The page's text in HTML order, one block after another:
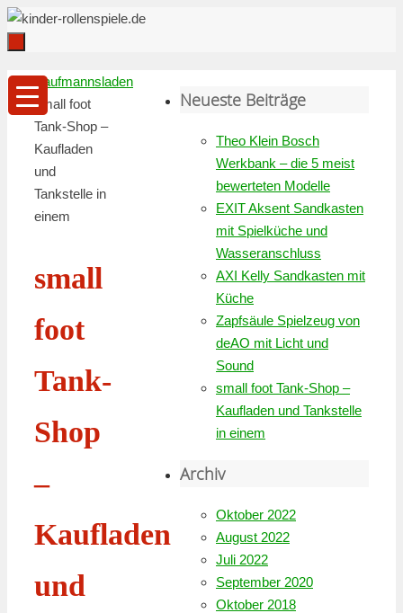
Zum
Inhalt
springen
Startseite
Kaufmannsladen
small foot
Tank-Shop –
Kaufladen
und
Tankstelle in
einem
small
foot
Tank-
Shop
–
Kaufladen
und
Neueste Beiträge
Theo Klein Bosch
Werkbank – die 5 meist
bewerteten Modelle
EXIT Aksent Sandkasten
mit Spielküche und
Wasseranschluss
AXI Kelly Sandkasten mit
Küche
Zapfsäule Spielzeug von
deAO mit Licht und
Sound
small foot Tank-Shop –
Kaufladen und Tankstelle
in einem
Archiv
Oktober 2022
August 2022
Juli 2022
September 2020
Oktober 2018